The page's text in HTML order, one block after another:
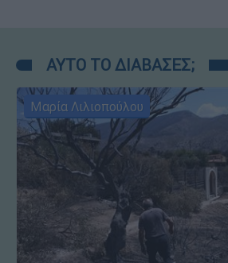
ΑΥΤΟ ΤΟ ΔΙΑΒΑΣΕΣ;
Μαρία Λιλιοπούλου